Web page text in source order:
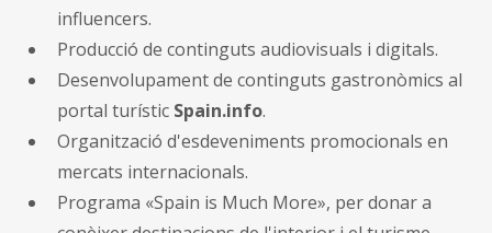
influencers.
Producció de continguts audiovisuals i digitals.
Desenvolupament de continguts gastronòmics al
portal turístic Spain.info.
Organització d'esdeveniments promocionals en
mercats internacionals.
Programa «Spain is Much More», per donar a